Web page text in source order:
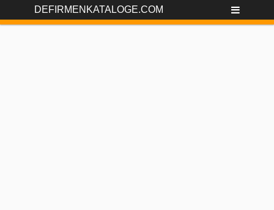
DEFIRMENKATALOGE.COM